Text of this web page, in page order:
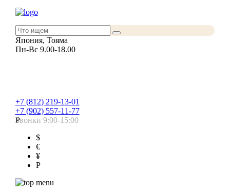
Япония, Тояма
Пн-Вс 9.00-18.00
+7 (812) 219-13-01
+7 (902) 557-11-77
Звонки 9:00-15:00
Р
$
€
¥
Р